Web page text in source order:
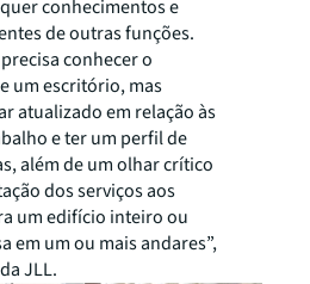
conhecimentos e
de outras funções.
conhecer o
um escritório, mas
atualizado em relação às
e ter um perfil de
além de um olhar crítico
dos serviços aos
um edifício inteiro ou
em um ou mais andares”,
JLL.